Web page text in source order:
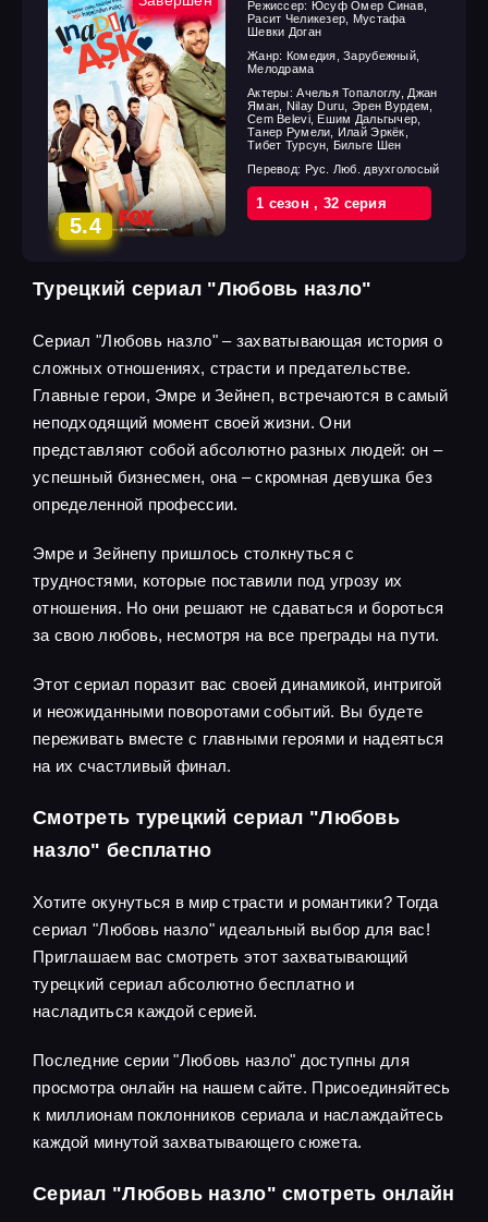
5.4
Режиссер: Юсуф Омер Синав,
Расит Челикезер, Мустафа
Шевки Доган
Жанр: Комедия, Зарубежный,
Мелодрама
Актеры:Ачелья Топалоглу, Джан
Яман, Nilay Duru, Эрен Вурдем,
Cem Belevi, Ешим Дальгычер,
Танер Румели, Илай Эркёк,
Тибет Турсун, Бильге Шен
Перевод: Рус. Люб. двухголосый
1 cезон, 32 cерия
Турецкий сериал "Любовь назло"
Сериал "Любовь назло" – захватывающая история о
сложных отношениях, страсти и предательстве.
Главные герои, Эмре и Зейнеп, встречаются в самый
неподходящий момент своей жизни. Они
представляют собой абсолютно разных людей: он –
успешный бизнесмен, она – скромная девушка без
определенной профессии.
Эмре и Зейнепу пришлось столкнуться с
трудностями, которые поставили под угрозу их
отношения. Но они решают не сдаваться и бороться
за свою любовь, несмотря на все преграды на пути.
Этот сериал поразит вас своей динамикой, интригой
и неожиданными поворотами событий. Вы будете
переживать вместе с главными героями и надеяться
на их счастливый финал.
Смотреть турецкий сериал "Любовь
назло" бесплатно
Хотите окунуться в мир страсти и романтики? Тогда
сериал "Любовь назло" идеальный выбор для вас!
Приглашаем вас смотреть этот захватывающий
турецкий сериал абсолютно бесплатно и
насладиться каждой серией.
Последние серии "Любовь назло" доступны для
просмотра онлайн на нашем сайте. Присоединяйтесь
к миллионам поклонников сериала и наслаждайтесь
каждой минутой захватывающего сюжета.
Сериал "Любовь назло" смотреть онлайн